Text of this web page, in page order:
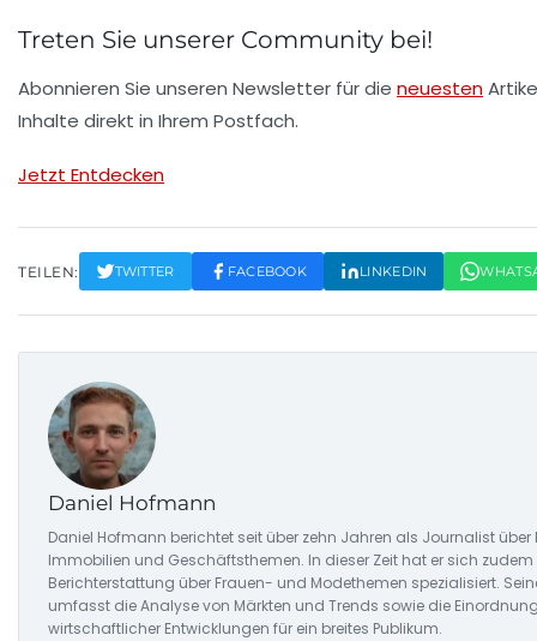
Treten Sie unserer Community bei!
Abonnieren Sie unseren Newsletter für die neuesten
Inhalte direkt in Ihrem Postfach.
Jetzt Entdecken
TEILEN: TWITTER FACEBOOK LINKEDIN
Daniel Hofmann
Daniel Hofmann berichtet seit über zehn Jahren als Journalist über
Immobilien und Geschäftsthemen. In dieser Zeit hat er sich
Berichterstattung über Frauen- und Modethemen spezialisiert.
umfasst die Analyse von Märkten und Trends sowie die
wirtschaftlicher Entwicklungen für ein breites Publikum.